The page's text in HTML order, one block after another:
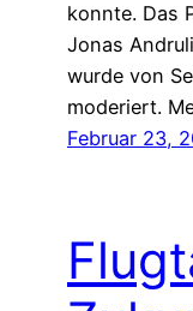
konnte. Das
Jonas
wurde von
moderiert.
Februar 23,